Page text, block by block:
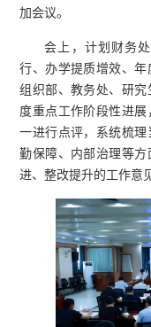
加会议。
会上，计划财务
行、办学提质增效、
组织部、教务处、研
度重点工作阶段性进
一进行点评，系统梳
勤保障、内部治理等
进、整改提升的工作意